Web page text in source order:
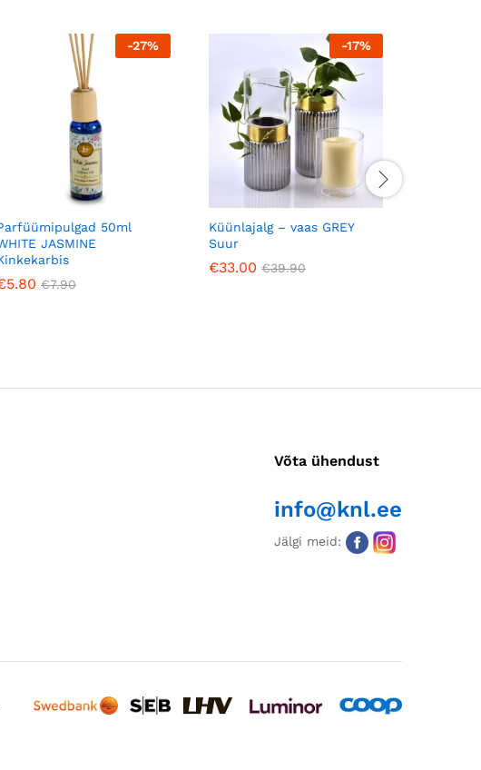
-27%
50ml
JASMINE
5.80 €7.90
-17%
Küünlajalg – vaas GREY
Suur
€33.00 €39.90
Võta ühendust
info@knl.ee
Jälgi meid: